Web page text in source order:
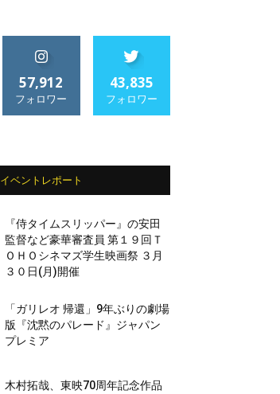
57,912
フォロワー
43,835
フォロワー
イベントレポート
『侍タイムスリッパー』の安田
監督など豪華審査員 第１９回Ｔ
ＯＨＯシネマズ学生映画祭 ３月
３０日(月)開催
「ガリレオ 帰還」9年ぶりの劇場
版『沈黙のパレード』ジャパン
プレミア
木村拓哉、東映70周年記念作品